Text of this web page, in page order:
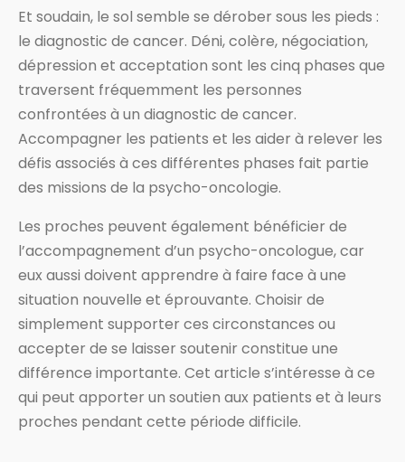
Et soudain, le sol semble se dérober sous les pieds :
le diagnostic de cancer. Déni, colère, négociation,
dépression et acceptation sont les cinq phases que
traversent fréquemment les personnes
confrontées à un diagnostic de cancer.
Accompagner les patients et les aider à relever les
défis associés à ces différentes phases fait partie
des missions de la psycho-oncologie.
Les proches peuvent également bénéficier de
l’accompagnement d’un psycho-oncologue, car
eux aussi doivent apprendre à faire face à une
situation nouvelle et éprouvante. Choisir de
simplement supporter ces circonstances ou
accepter de se laisser soutenir constitue une
différence importante. Cet article s’intéresse à ce
qui peut apporter un soutien aux patients et à leurs
proches pendant cette période difficile.